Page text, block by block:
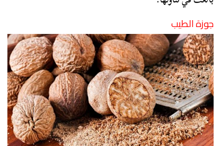
جوزة الطيب